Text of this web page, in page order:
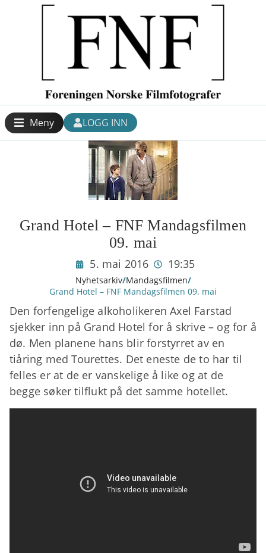
Meny LOGG INN
Grand Hotel – FNF Mandagsfilmen
09. mai
5. mai 2016 19:35
Nyhetsarkiv/Mandagsfilmen/
Grand Hotel – FNF Mandagsfilmen 09. mai
Den forfengelige alkoholikeren Axel Farstad
sjekker inn på Grand Hotel for å skrive – og for å
dø. Men planene hans blir forstyrret av en
tiåring med Tourettes. Det eneste de to har til
felles er at de er vanskelige å like og at de
begge søker tilflukt på det samme hotellet.